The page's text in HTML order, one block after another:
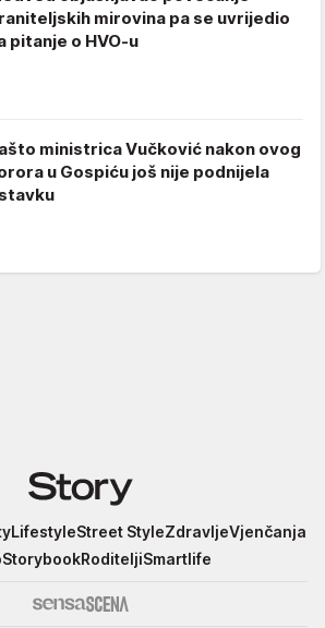
mirovina pa se uvrijedio
pitanje o HVO-u
ministrica Vučković nakon ovog
u Gospiću još nije podnijela
LifestyleStreet StyleZdravljeVjenčanja
StorybookRoditeljiSmartlife